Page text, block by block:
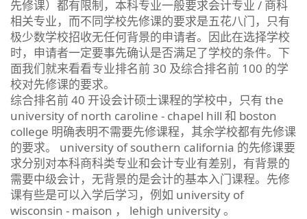
先修课）都有限制，本科专业一般要求会计专业 / 商科
相关专业，而不同学校先修课的要求是五花八门，只有
极少数学校招收无任何背景的申请者。因此在选择学校
时，申请者一定要事先确认是否满足了学校的条件。下
面我们就来看看专业排名前 30 及综合排名前 100 的学
校对先修课的要求。
综合排名前 40 开设会计硕士课程的学校中，只有 the
university of north caroline - chapel hill 和 boston
college 明确表明不需要先修课程，其余学校都有先修课
的要求。 university of southern california 的先修课要
求分别对本科商科类专业和会计专业有差别，有背景的
需要中级会计，无背景的是会计的基本入门课程。先修
课有些是可以入学后学习，例如 university of
wisconsin - maison ， lehigh university 。